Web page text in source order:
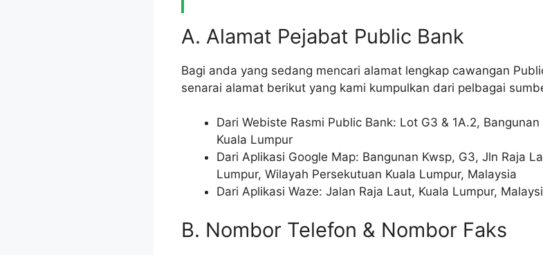
A. Alamat Pejabat Public Bank
Bagi anda yang sedang mencari alamat lengkap cawangan
senarai alamat berikut yang kami kumpulkan dari pelbagai
Dari Webiste Rasmi Public Bank: Lot G3 & 1A.2,
Kuala Lumpur
Dari Aplikasi Google Map: Bangunan Kwsp, G3, Jln Raja
Lumpur, Wilayah Persekutuan Kuala Lumpur, Malaysia
Dari Aplikasi Waze: Jalan Raja Laut, Kuala Lumpur,
B. Nombor Telefon & Nombor Faks